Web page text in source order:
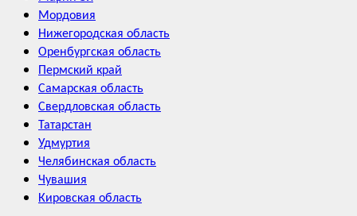
Мордовия
Нижегородская область
Оренбургская область
Пермский край
Самарская область
Свердловская область
Татарстан
Удмуртия
Челябинская область
Чувашия
Кировская область